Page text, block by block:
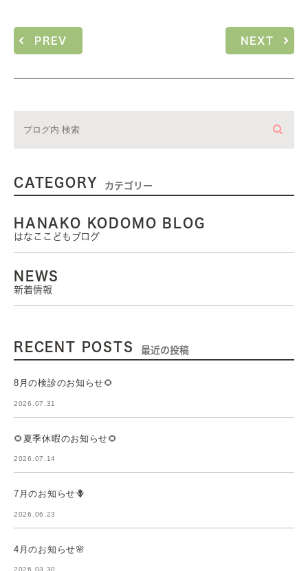
PREV NEXT
CATEGORY カテゴリー
HANAKO KODOMO BLOG
はなここどもブログ
NEWS
新着情報
RECENT POSTS 最近の投稿
8月の検診のお知らせ🌻
2026.07.31
🌻夏季休暇のお知らせ🌻
2026.07.14
7月のお知らせ🪻
2026.06.23
4月のお知らせ🌸
2026.03.30